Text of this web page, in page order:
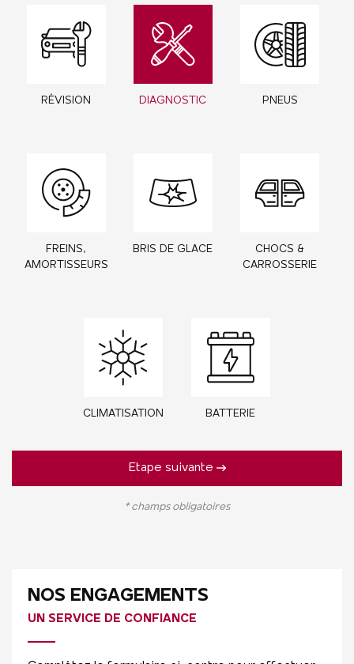
NOS ENGAGEMENTS
UN SERVICE DE CONFIANCE
RÉVISION DIAGNOSTIC PNEUS
FREINS,
AMORTISSEURS
BRIS DE GLACE
CHOCS &
CARROSSERIE
CLIMATISATION BATTERIE
Etape suivante
* champs obligatoires